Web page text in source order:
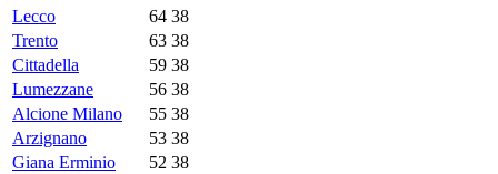
Lecco
64 38
Trento
63 38
Cittadella
59 38
Lumezzane
56 38
Alcione Milano
55 38
Arzignano
53 38
Giana Erminio
52 38